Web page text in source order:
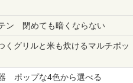
ン 閉めても暗くならない
くグリルと米も炊けるマルチポッ
ポップな4色から選べる